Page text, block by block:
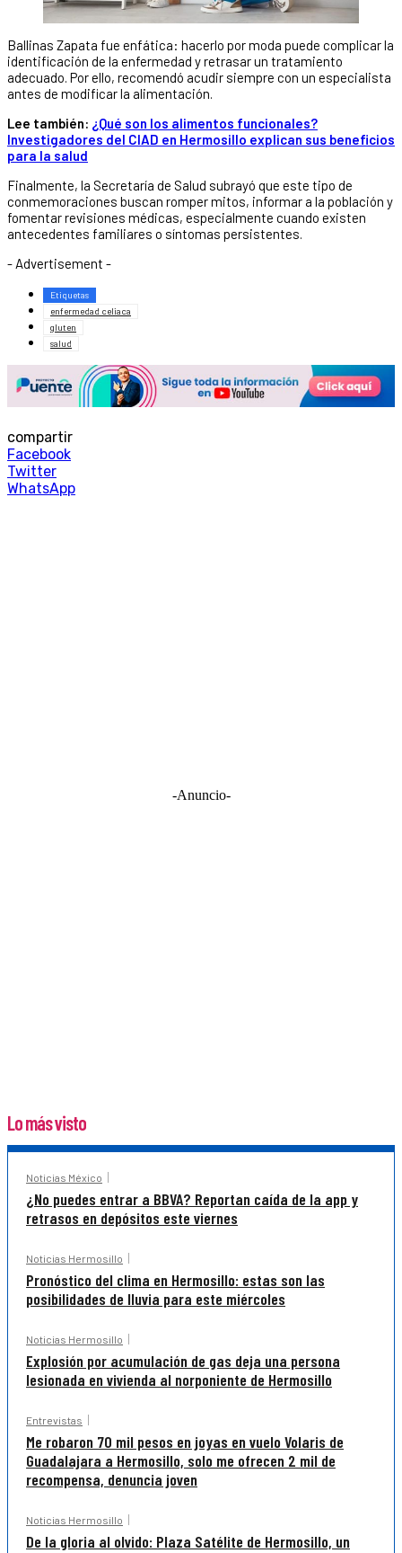
Ballinas Zapata fue enfática: hacerlo por moda puede complicar la
identificación de la enfermedad y retrasar un tratamiento
adecuado. Por ello, recomendó acudir siempre con un especialista
antes de modificar la alimentación.
Lee también: ¿Qué son los alimentos funcionales?
Investigadores del CIAD en Hermosillo explican sus beneficios
para la salud
Finalmente, la Secretaría de Salud subrayó que este tipo de
conmemoraciones buscan romper mitos, informar a la población y
fomentar revisiones médicas, especialmente cuando existen
antecedentes familiares o síntomas persistentes.
- Advertisement -
Etiquetas
enfermedad celiaca
gluten
salud
compartir
Facebook
Twitter
WhatsApp
-Anuncio-
Lo más visto
Noticias México
¿No puedes entrar a BBVA? Reportan caída de la app y
retrasos en depósitos este viernes
Noticias Hermosillo
Pronóstico del clima en Hermosillo: estas son las
posibilidades de lluvia para este miércoles
Noticias Hermosillo
Explosión por acumulación de gas deja una persona
lesionada en vivienda al norponiente de Hermosillo
Entrevistas
Me robaron 70 mil pesos en joyas en vuelo Volaris de
Guadalajara a Hermosillo, solo me ofrecen 2 mil de
recompensa, denuncia joven
Noticias Hermosillo
De la gloria al olvido: Plaza Satélite de Hermosillo, un